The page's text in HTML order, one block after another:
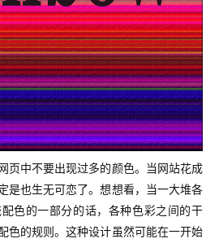
页中不要出现过多的颜色。当网站花成
是也生无可恋了。想想看，当一大堆各
色的一部分的话，各种色彩之间的干
色的规则。这种设计虽然可能在一开始